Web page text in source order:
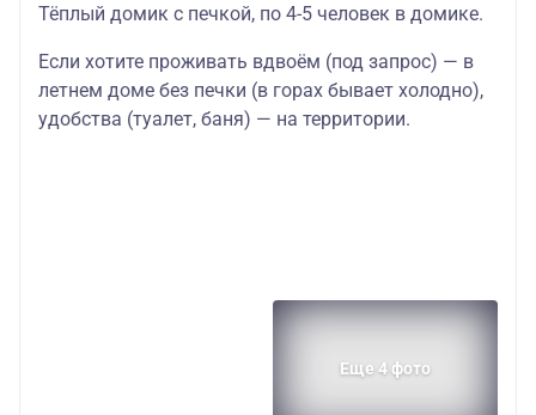
Тёплый домик с печкой, по 4-5 человек в домике.
Если хотите проживать вдвоём (под запрос) — в
летнем доме без печки (в горах бывает холодно),
удобства (туалет, баня) — на территории.
Еще 4 фото